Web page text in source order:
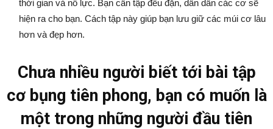
thời gian và nỗ lực. Bạn cần tập đều đặn, dần dần các cơ sẽ
hiện ra cho bạn. Cách tập này giúp bạn lưu giữ các múi cơ lâu
hơn và đẹp hơn.
Chưa nhiều người biết tới bài tập
cơ bụng tiên phong, bạn có muốn là
một trong những người đầu tiên